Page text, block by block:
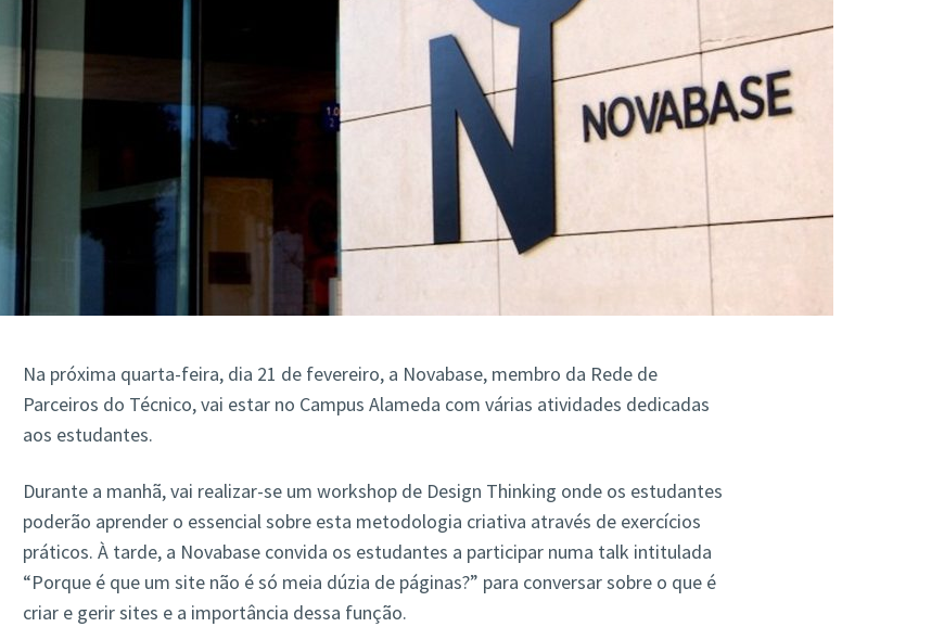
Na próxima quarta-feira, dia 21 de fevereiro, a Novabase, membro da Rede de
Parceiros do Técnico, vai estar no Campus Alameda com várias atividades dedicadas
aos estudantes.
Durante a manhã, vai realizar-se um workshop de Design Thinking onde os estudantes
poderão aprender o essencial sobre esta metodologia criativa através de exercícios
práticos. À tarde, a Novabase convida os estudantes a participar numa talk intitulada
“Porque é que um site não é só meia dúzia de páginas?” para conversar sobre o que é
criar e gerir sites e a importância dessa função.